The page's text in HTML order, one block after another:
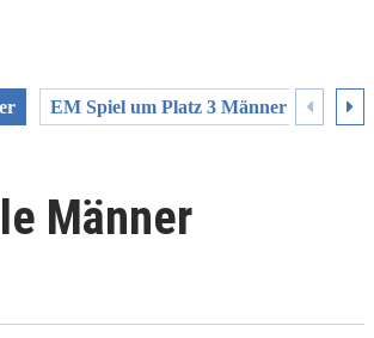
EM Spiel um Platz 3 Männer EM
Männer